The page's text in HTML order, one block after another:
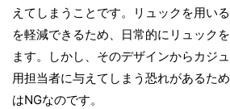
えてしまうことです。リュックを用い
を軽減できるため、日常的にリュック
ます。しかし、そのデザインからカジ
用担当者に与えてしまう恐れがあるた
はNGなのです。